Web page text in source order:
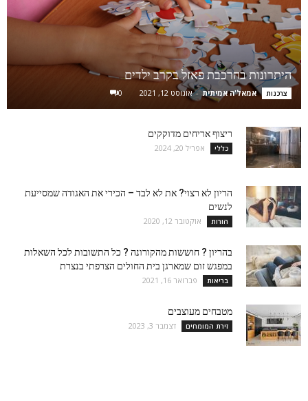
היתרונות בהרכבת פאזל בקרב ילדים
צרכנות אמאל'ה אמיתית - אוגוסט 12, 2021 0
ריצוף אריחים מדוקקים
כללי אפריל 20, 2024
הריון לא רצוי? את לא לבד – הכירי את האגודה שמסייעת
לנשים
הורות אוקטובר 12, 2020
בהריון ? חוששות מהקורונה ? כל התשובות לכל השאלות
במפגש זום שמארגן בית החולים הצרפתי בנצרת
בריאות פברואר 16, 2021
מטבחים מעוצבים
זירת המומחים דצמבר 3, 2023